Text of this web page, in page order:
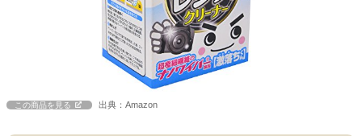
この商品を見る 出典：Amazon